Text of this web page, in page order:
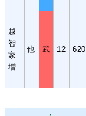
越
智
家
増
他 武 12 620